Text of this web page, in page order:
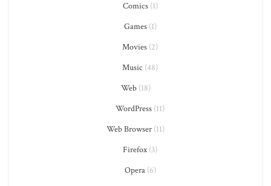
Comics(1)
Games(1)
Movies (2)
Music (48)
Web(18)
WordPress (11)
Web Browser (11)
Firefox(3)
Opera(6)